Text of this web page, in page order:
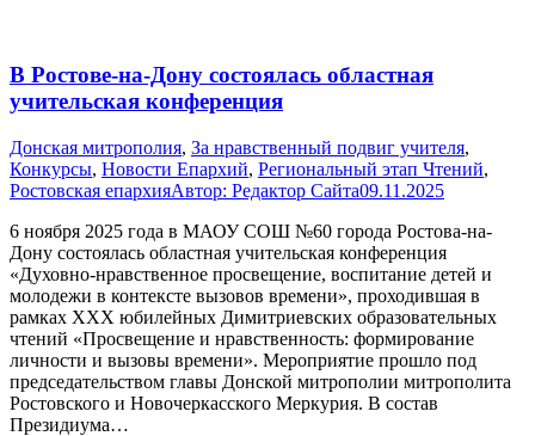
В Ростове-на-Дону состоялась областная
учительская конференция
Донская митрополия, За нравственный подвиг учителя,
Конкурсы, Новости Епархий, Региональный этап Чтений,
Ростовская епархияАвтор: Редактор Сайта09.11.2025
6 ноября 2025 года в МАОУ СОШ №60 города Ростова-на-
Дону состоялась областная учительская конференция
«Духовно-нравственное просвещение, воспитание детей и
молодежи в контексте вызовов времени», проходившая в
рамках XXX юбилейных Димитриевских образовательных
чтений «Просвещение и нравственность: формирование
личности и вызовы времени». Мероприятие прошло под
председательством главы Донской митрополии митрополита
Ростовского и Новочеркасского Меркурия. В состав
Президиума…